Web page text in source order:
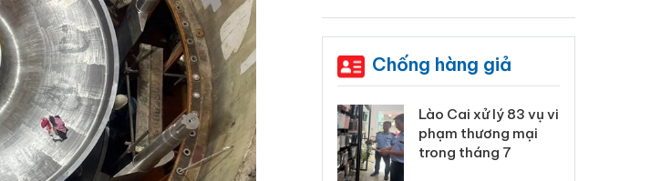
Chống hàng giả
Công an Thanh Hóa
tìm bị hại trong vụ
án sản xuất, buôn
bán yến sào giả
Lào Cai xử lý 83 vụ vi
phạm thương mại
trong tháng 7